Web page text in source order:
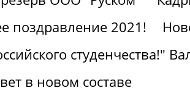
поздравление 2021!
студенчества!"
в новом составе